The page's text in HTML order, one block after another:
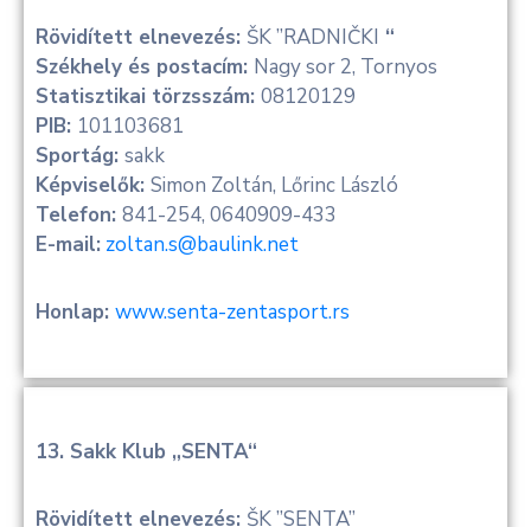
Rövidített elnevezés: ŠK ”RADNIČKI “
Székhely és postacím: Nagy sor 2, Tornyos
Statisztikai törzsszám: 08120129
PIB: 101103681
Sportág: sakk
Képviselők: Simon Zoltán, Lőrinc László
Telefon: 841-254, 0640909-433
E-mail: zoltan.s@baulink.net
Honlap: www.senta-zentasport.rs
13. Sakk Klub „SENTA“
Rövidített elnevezés: ŠK ”SENTA”